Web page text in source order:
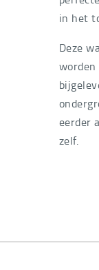
in het
Deze
worden
eerder
zelf.